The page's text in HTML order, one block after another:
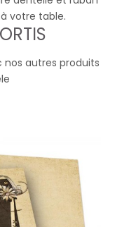
votre table.
autres produits